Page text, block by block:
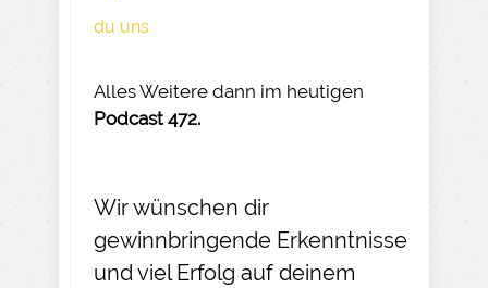
du uns
Alles Weitere dann im heutigen
Podcast 472.
Wir wünschen dir
gewinnbringende Erkenntnisse
und viel Erfolg auf deinem